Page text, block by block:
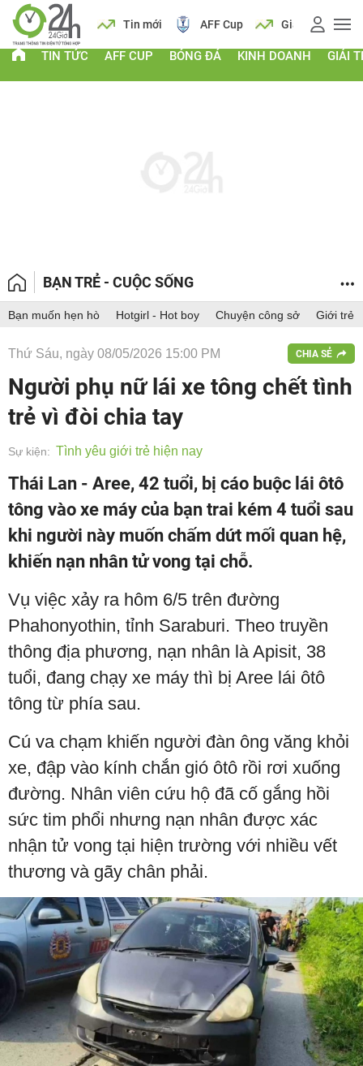
Lịch Tin mới AFF Cup Giá vàng
TIN TỨC AFF CUP BÓNG ĐÁ KINH DOANH GIẢI
BẠN TRẺ - CUỘC SỐNG
Bạn muốn hẹn hò Hotgirl - Hot boy Chuyện công sở Giới trẻ
Thứ Sáu, ngày 08/05/2026 15:00 PM CHIA SẺ
Người phụ nữ lái xe tông chết tình
trẻ vì đòi chia tay
Sự kiện: Tình yêu giới trẻ hiện nay
Thái Lan - Aree, 42 tuổi, bị cáo buộc lái ôtô
tông vào xe máy của bạn trai kém 4 tuổi sau
khi người này muốn chấm dứt mối quan hệ,
khiến nạn nhân tử vong tại chỗ.
Vụ việc xảy ra hôm 6/5 trên đường
Phahonyothin, tỉnh Saraburi. Theo truyền
thông địa phương, nạn nhân là Apisit, 38
tuổi, đang chạy xe máy thì bị Aree lái ôtô
tông từ phía sau.
Cú va chạm khiến người đàn ông văng khỏi
xe, đập vào kính chắn gió ôtô rồi rơi xuống
đường. Nhân viên cứu hộ đã cố gắng hồi
sức tim phổi nhưng nạn nhân được xác
nhận tử vong tại hiện trường với nhiều vết
thương và gãy chân phải.